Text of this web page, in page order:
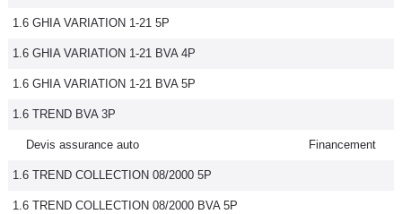
1.6 GHIA VARIATION 1-21 5P
1.6 GHIA VARIATION 1-21 BVA 4P
1.6 GHIA VARIATION 1-21 BVA 5P
1.6 TREND BVA 3P
Devis assurance auto Financement
1.6 TREND COLLECTION 08/2000 5P
1.6 TREND COLLECTION 08/2000 BVA 5P